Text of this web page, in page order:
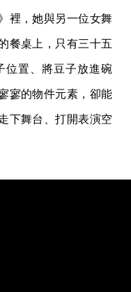
裡，她與另一位女舞
餐桌上，只有三十五
位置、將豆子放進碗
寥的物件元素，卻能
下舞台、打開表演空